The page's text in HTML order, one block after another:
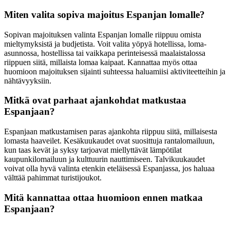
Miten valita sopiva majoitus Espanjan lomalle?
Sopivan majoituksen valinta Espanjan lomalle riippuu omista
mieltymyksistä ja budjetista. Voit valita yöpyä hotellissa, loma-
asunnossa, hostellissa tai vaikkapa perinteisessä maalaistalossa
riippuen siitä, millaista lomaa kaipaat. Kannattaa myös ottaa
huomioon majoituksen sijainti suhteessa haluamiisi aktiviteetteihin ja
nähtävyyksiin.
Mitkä ovat parhaat ajankohdat matkustaa
Espanjaan?
Espanjaan matkustamisen paras ajankohta riippuu siitä, millaisesta
lomasta haaveilet. Kesäkuukaudet ovat suosittuja rantalomailuun,
kun taas kevät ja syksy tarjoavat miellyttävät lämpötilat
kaupunkilomailuun ja kulttuurin nauttimiseen. Talvikuukaudet
voivat olla hyvä valinta etenkin eteläisessä Espanjassa, jos haluaa
välttää pahimmat turistijoukot.
Mitä kannattaa ottaa huomioon ennen matkaa
Espanjaan?